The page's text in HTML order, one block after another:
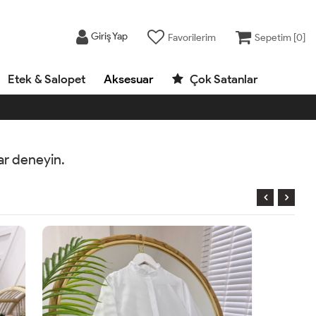
Giriş Yap Favorilerim Sepetim [0]
Etek & Salopet Aksesuar Çok Satanlar
deneyin.
AYNIGÜN
KARGO